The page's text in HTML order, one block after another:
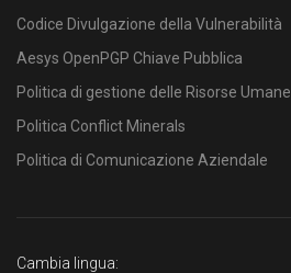
Codice Divulgazione della Vulnerabilità
Aesys OpenPGP Chiave Pubblica
Politica di gestione delle Risorse Umane
Politica Conflict Minerals
Politica di Comunicazione Aziendale
Cambia lingua: